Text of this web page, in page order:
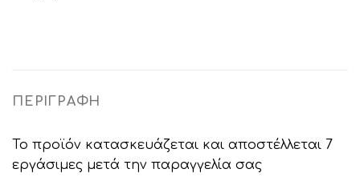
ΠΕΡΙΓΡΑΦΉ
Το προϊόν κατασκευάζεται και αποστέλλεται 7
εργάσιμες μετά την παραγγελία σας